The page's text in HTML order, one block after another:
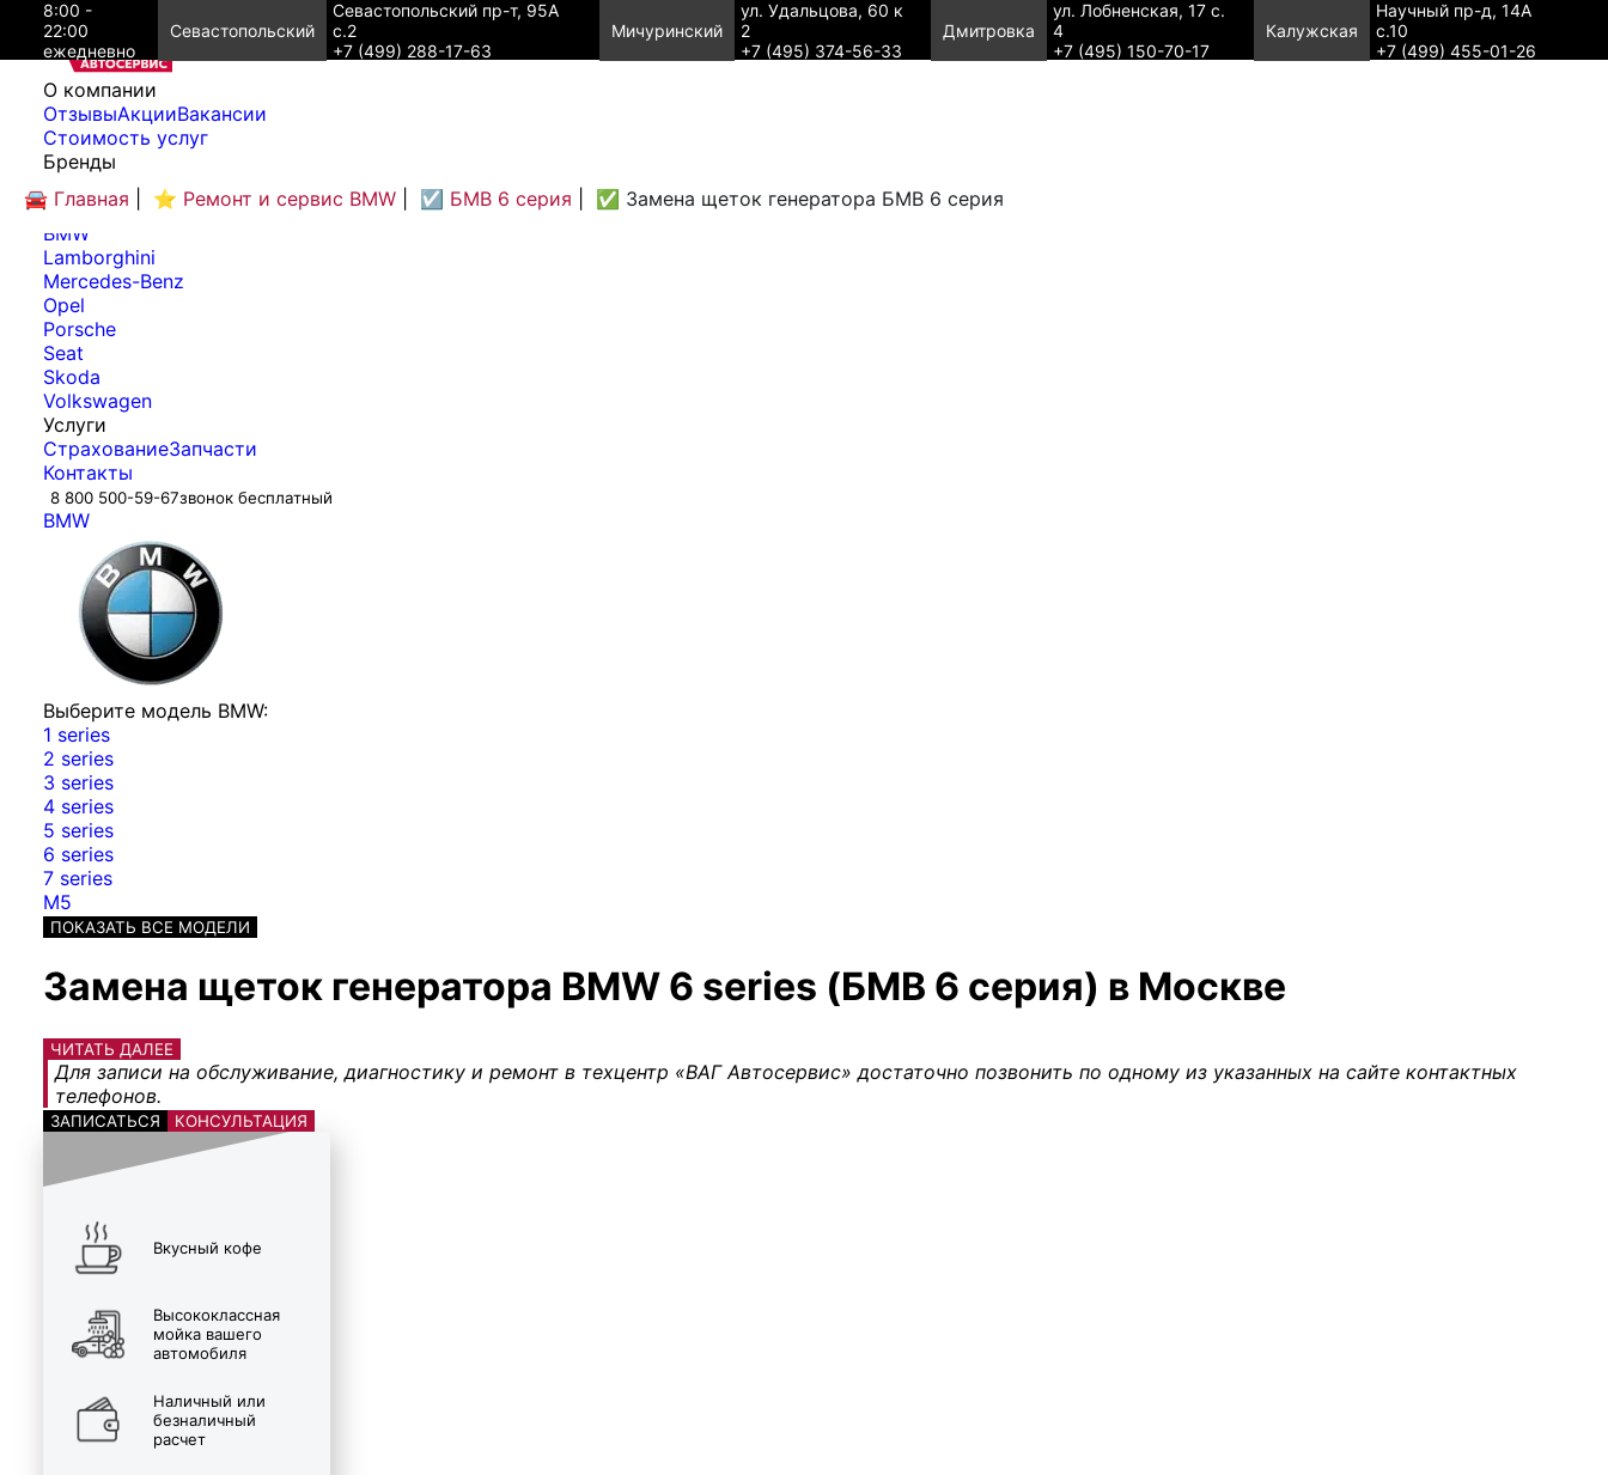
8:00 -
22:00
ежедневно
Севастопольский
Севастопольский пр-т, 95А
с.2
+7 (499) 288-17-63
Мичуринский
ул. Удальцова, 60 к
2
+7 (495) 374-56-33
Дмитровка
ул. Лобненская, 17 с.
4
+7 (495) 150-70-17
Калужская
Научный пр-д, 14А
с.10
+7 (499) 455-01-26
O компании
ОтзывыАкцииВакансии
Cтоимость услуг
Бренды
Audi
Bentley
BMW
Lamborghini
Mercedes-Benz
Opel
Porsche
Seat
Skoda
Volkswagen
Услуги
СтрахованиеЗапчасти
Контакты
8 800 500-59-67звонок бесплатный
🚘 Главная ⭐ Ремонт и сервис BMW ☑️ БМВ 6 серия ✅ Замена щеток генератора БМВ 6 серия
BMW
Выберите модель BMW:
1 series
2 series
3 series
4 series
5 series
6 series
7 series
M5
ПОКАЗАТЬ ВСЕ МОДЕЛИ
Замена щеток генератора BMW 6 series (БМВ 6 серия) в Москве
ЧИТАТЬ ДАЛЕЕ
Для записи на обслуживание, диагностику и ремонт в техцентр «ВАГ Автосервис» достаточно позвонить по одному из указанных на сайте контактных
телефонов.
ЗАПИСАТЬСЯ КОНСУЛЬТАЦИЯ
Вкусный кофе
Высококлассная
мойка вашего
автомобиля
Наличный или
безналичный
расчет